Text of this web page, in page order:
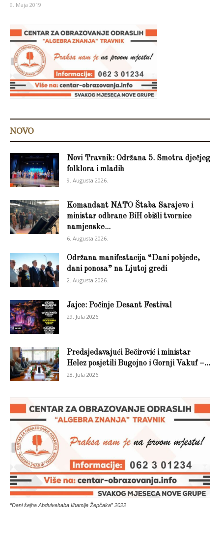
9. Maja 2019.
NOVO
Novi Travnik: Održana 5. Smotra dječjeg
folklora i mladih
9. Augusta 2026.
Komandant NATO Štaba Sarajevo i
ministar odbrane BiH obišli tvornice
namjenske...
6. Augusta 2026.
Održana manifestacija “Dani pobjede,
dani ponosa” na Ljutoj gredi
2. Augusta 2026.
Jajce: Počinje Desant Festival
29. Jula 2026.
Predsjedavajući Bečirović i ministar
Helez posjetili Bugojno i Gornji Vakuf –...
28. Jula 2026.
“Dani šejha Abdulvehaba Ilhamije Žepčaka” 2022